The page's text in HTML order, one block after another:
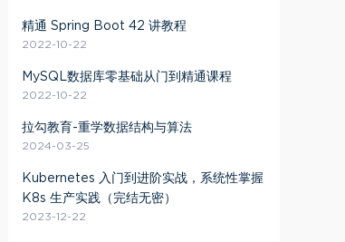
精通 Spring Boot 42 讲教程
2022-10-22
MySQL数据库零基础从门到精通课程
2022-10-22
拉勾教育-重学数据结构与算法
2024-03-25
Kubernetes 入门到进阶实战，系统性掌握
K8s 生产实践（完结无密）
2023-12-22